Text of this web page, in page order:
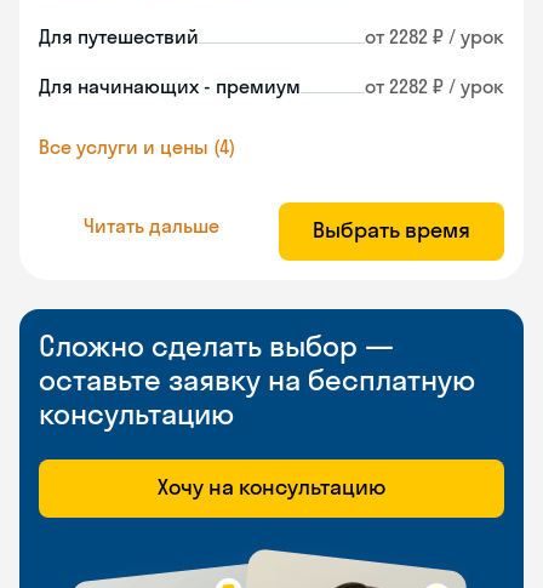
Для путешествий от 2282 ₽ / урок
Для начинающих - премиум от 2282 ₽ / урок
Все услуги и цены (4)
Читать дальше Выбрать время
Сложно сделать выбор —
оставьте заявку на бесплатную
консультацию
Хочу на консультацию